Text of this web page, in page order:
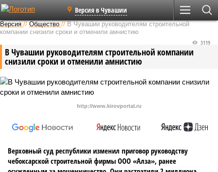
Версия в Чувашии
Версия //Общество //В Чувашии руководителям строительной
компании снизили сроки и отменили амнистию
В Чувашии руководителям строительной компании
снизили сроки и отменили амнистию
3119
http://www.kirovportal.ru
Верховный суд республики изменил приговор руководству
чебоксарской строительной фирмы ООО «Алза», ранее